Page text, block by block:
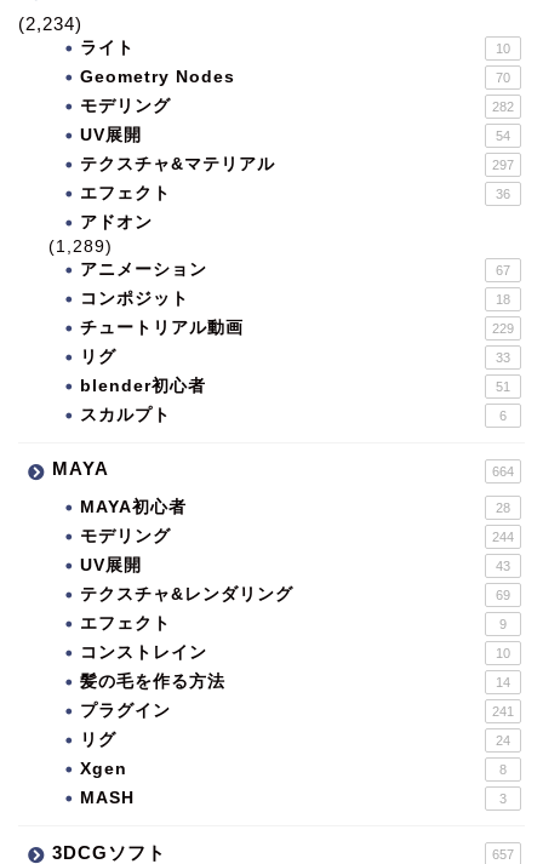
(2,234)
ライト 10
Geometry Nodes 70
モデリング 282
UV展開 54
テクスチャ&マテリアル 297
エフェクト 36
アドオン
(1,289)
アニメーション
67
コンポジット 18
チュートリアル動画 229
リグ 33
blender初心者 51
スカルプト 6
MAYA 664
MAYA初心者 28
モデリング 244
UV展開 43
テクスチャ&レンダリング 69
エフェクト 9
コンストレイン 10
髪の毛を作る方法 14
プラグイン 241
リグ 24
Xgen 8
MASH 3
3DCGソフト 657